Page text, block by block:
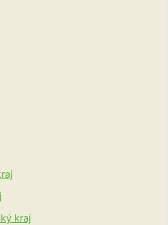
kraj